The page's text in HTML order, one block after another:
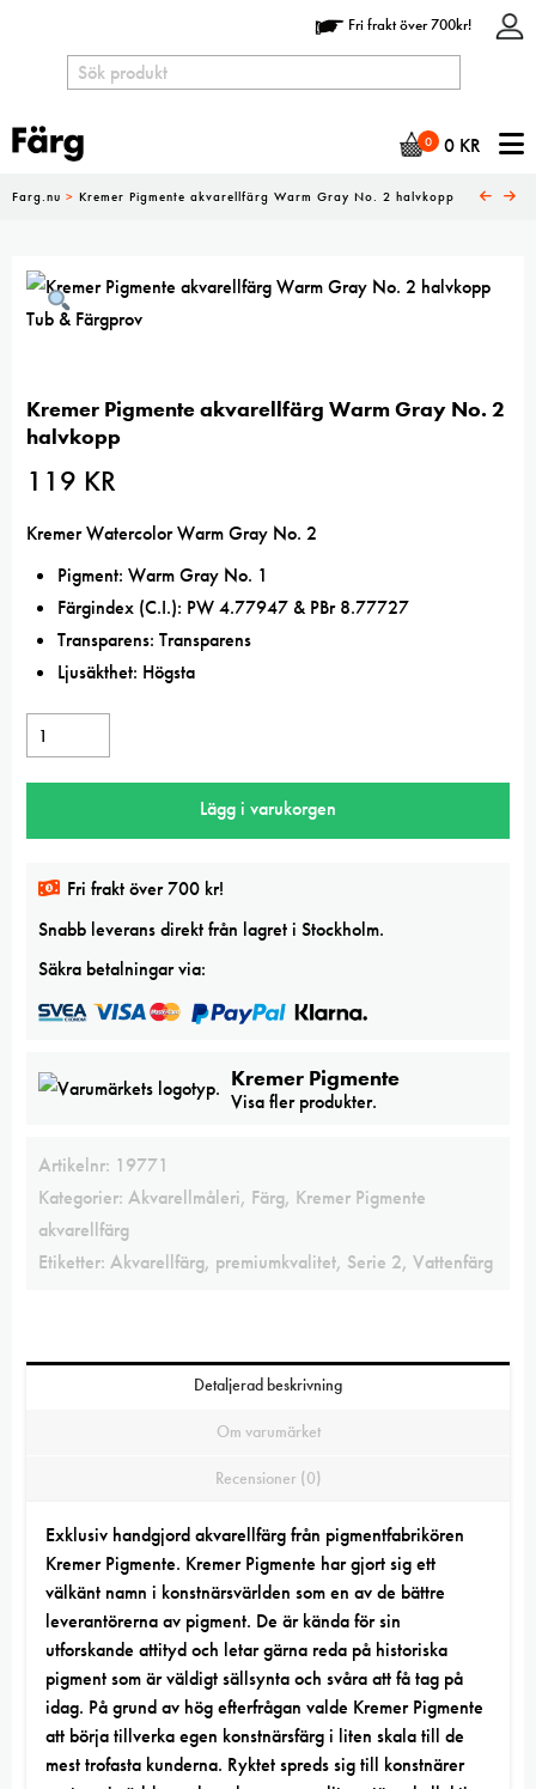
Fri frakt över 700kr!
0 0 KR
Farg.nu > Kremer Pigmente akvarellfärg Warm Gray No. 2 halvkopp
Kremer Pigmente akvarellfärg Warm Gray No. 2
halvkopp
119 KR
Kremer Watercolor Warm Gray No. 2
Pigment: Warm Gray No. 1
Färgindex (C.I.): PW 4.77947 & PBr 8.77727
Transparens: Transparens
Ljusäkthet: Högsta
Kremer
Pigmente
akvarellfärg
Gray
halvkopp
mängd
Lägg i varukorgen
Fri frakt över 700 kr!
Snabb leverans direkt från lagret i Stockholm.
Säkra betalningar via:
Kremer Pigmente
Visa fler produkter.
Artikelnr: 19771
Kategorier: Akvarellmåleri, Färg, Kremer Pigmente
akvarellfärg
Etiketter: Akvarellfärg, premiumkvalitet, Serie 2, Vattenfärg
Detaljerad beskrivning
Om varumärket
Recensioner (0)
Exklusiv handgjord akvarellfärg från pigmentfabrikören
Kremer Pigmente. Kremer Pigmente har gjort sig ett
välkänt namn i konstnärsvärlden som en av de bättre
leverantörerna av pigment. De är kända för sin
utforskande attityd och letar gärna reda på historiska
pigment som är väldigt sällsynta och svåra att få tag på
idag. På grund av hög efterfrågan valde Kremer Pigmente
att börja tillverka egen konstnärsfärg i liten skala till de
mest trofasta kunderna. Ryktet spreds sig till konstnärer